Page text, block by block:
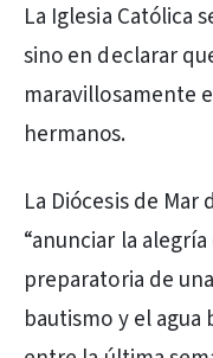
La Iglesia Católica
sino en declarar
maravillosamente
hermanos.
La Diócesis de
“anunciar la
preparatoria de
bautismo y el agua